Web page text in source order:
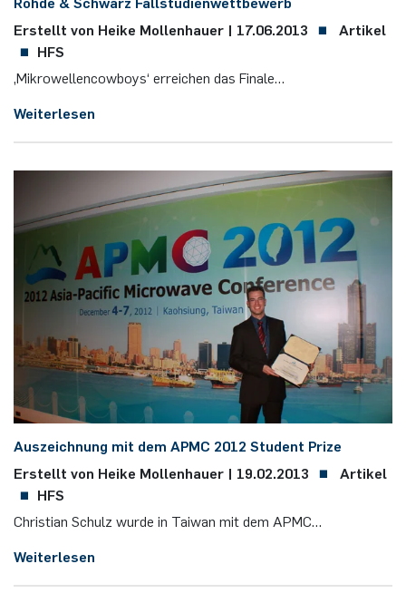
Erstellt von Heike Mollenhauer | 17.06.2013
Artikel
HFS
‚Mi­kro­wel­len­cow­boys‘ er­rei­chen das Fi­na­le…
Weiterlesen
Aus­zeich­nung mit dem APMC 2012 Stu­dent Prize
Erstellt von Heike Mollenhauer | 19.02.2013
Artikel
HFS
Chris­ti­an Schulz wurde in Tai­wan mit dem APMC…
Weiterlesen